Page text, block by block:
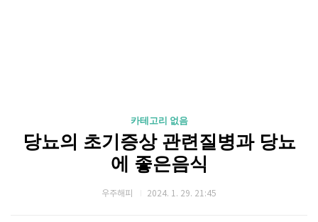
카테고리 없음
당뇨의 초기증상 관련질병과 당뇨
에 좋은음식
우주해피 2024. 1. 29. 21:45